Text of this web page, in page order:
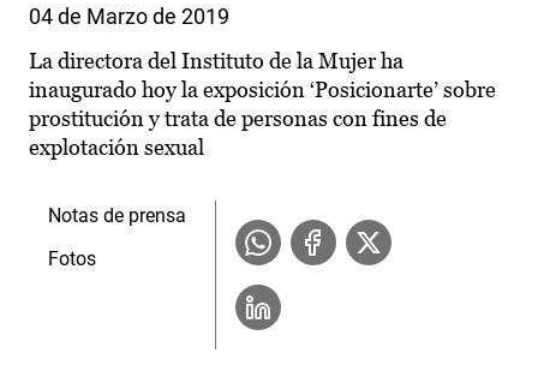
04 de Marzo de 2019
La directora del Instituto de la Mujer ha
inaugurado hoy la exposición ‘Posicionarte’ sobre
prostitución y trata de personas con fines de
explotación sexual
Notas de prensa
Fotos